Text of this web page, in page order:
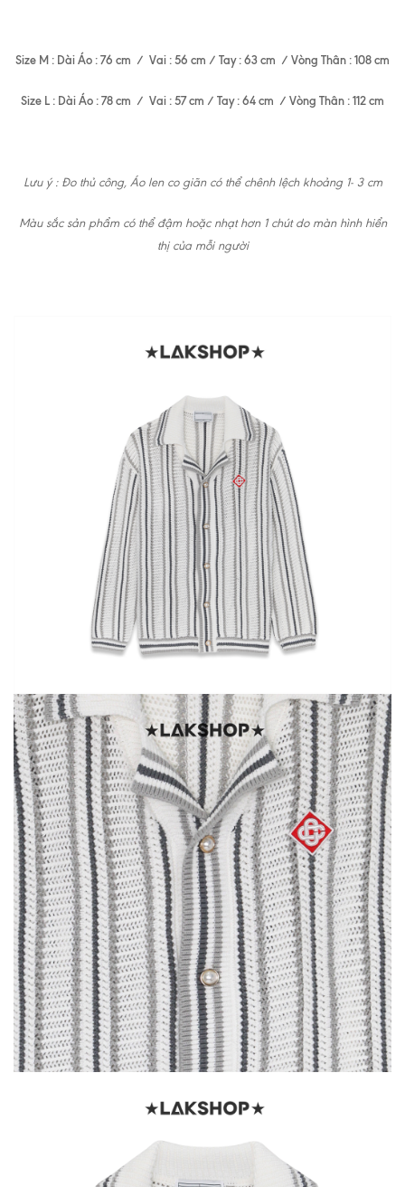
Size M : Dài Áo : 76 cm / Vai : 56 cm / Tay : 63 cm / Vòng Thân : 108 cm
Size L : Dài Áo : 78 cm / Vai : 57 cm / Tay : 64 cm / Vòng Thân : 112 cm
Lưu ý : Đo thủ công, Áo len co giãn có thể chênh lệch khoảng 1- 3 cm
Màu sắc sản phẩm có thể đậm hoặc nhạt hơn 1 chút do màn hình hiển
thị của mỗi người